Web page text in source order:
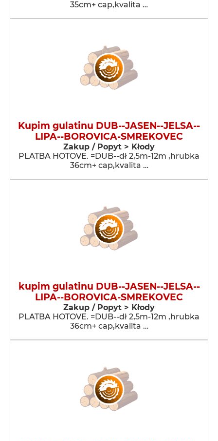
35cm+ cap,kvalita …
Kupim gulatinu DUB--JASEN--JELSA--
LIPA--BOROVICA-SMREKOVEC
Zakup / Popyt > Kłody
PLATBA HOTOVE. =DUB--dł 2,5m-12m ,hrubka
36cm+ cap,kvalita …
kupim gulatinu DUB--JASEN--JELSA--
LIPA--BOROVICA-SMREKOVEC
Zakup / Popyt > Kłody
PLATBA HOTOVE. =DUB--dł 2,5m-12m ,hrubka
36cm+ cap,kvalita …